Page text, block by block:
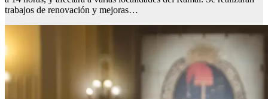
trabajos de renovación y mejoras…